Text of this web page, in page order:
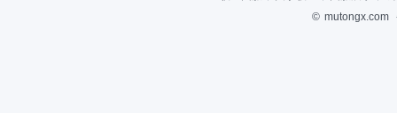
© mutongx.com